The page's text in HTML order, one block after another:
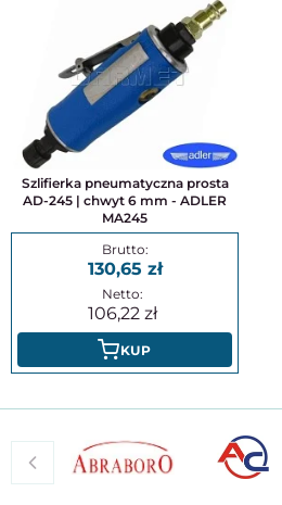
Szlifierka pneumatyczna prosta
AD-245 | chwyt 6 mm - ADLER
MA245
130,65
106,22
KUP